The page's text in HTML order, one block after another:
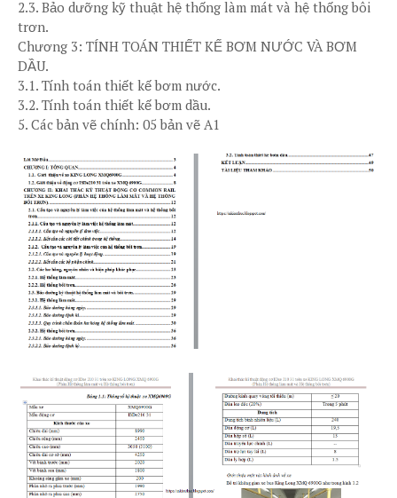
2.3. Bảo dưỡng kỹ thuật hệ thống làm mát và hệ thống bôi
trơn.
Chương 3: TÍNH TOÁN THIẾT KẾ BƠM NƯỚC VÀ BƠM
DẦU.
3.1. Tính toán thiết kế bơm nước.
3.2. Tính toán thiết kế bơm dầu.
5. Các bản vẽ chính: 05 bản vẽ A1